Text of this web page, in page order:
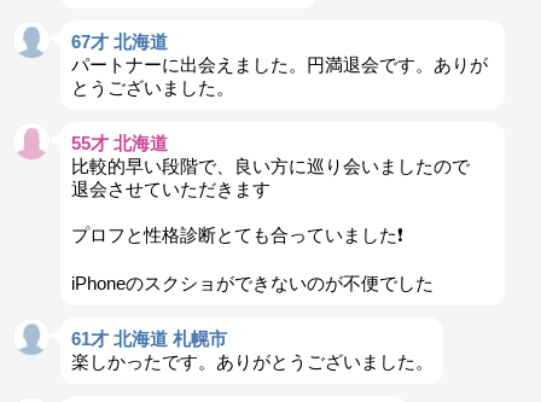
67才 北海道
パートナーに出会えました。円満退会です。ありが
とうございました。
55才 北海道
比較的早い段階で、良い方に巡り会いましたので
退会させていただきます
プロフと性格診断とても合っていました❗️
iPhoneのスクショができないのが不便でした
61才 北海道 札幌市
楽しかったです。ありがとうございました。